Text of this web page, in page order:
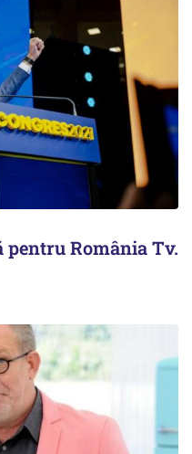
România Tv.